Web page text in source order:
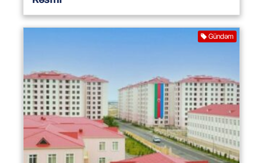
Gündəm